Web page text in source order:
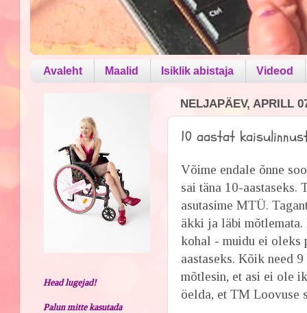
Avaleht Maalid Isiklik abistaja Videod
NELJAPÄEV, APRILL
10 aastat
Võime endale õnne
sai täna 10-aastaseks.
asutasime MTÜ.
äkki ja läbi
kohal - muidu ei oleks
aastaseks. Kõik need
mõtlesin, et asi ei ole
öelda, et TM Loovuse
Head lugejad!
Palun mitte kasutada